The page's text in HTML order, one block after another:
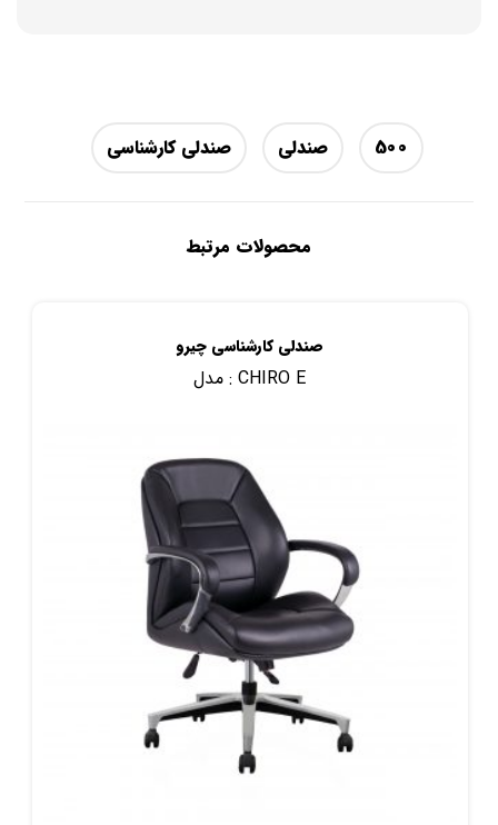
500 صندلی صندلی کارشناسی
محصولات مرتبط
صندلی کارشناسی چیرو
مدل :CHIRO E